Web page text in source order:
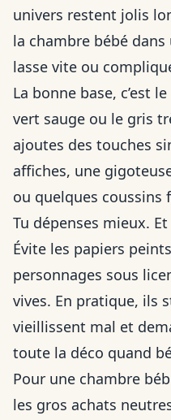
univers restent jolis
la chambre bébé
lasse vite ou
La bonne base, c’est
vert sauge ou le gris
ajoutes des touches
affiches, une
ou quelques coussins
Tu dépenses mieux.
Évite les papiers
personnages sous
vives. En pratique, ils
vieillissent mal et
toute la déco quand
Pour une chambre
les gros achats